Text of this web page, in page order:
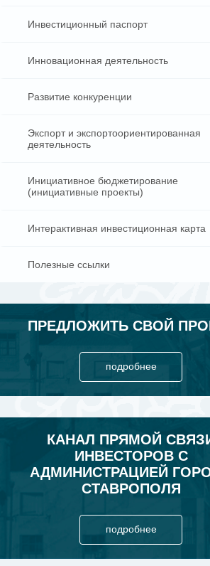
Инвестиционный паспорт
Инновационная деятельность
Развитие конкуренции
Экспорт и экспортоориентированная
деятельность
Инициативное бюджетирование
(инициативные проекты)
Интерактивная инвестиционная карта
Полезные ссылки
ПРЕДЛОЖИТЬ СВОЙ
подробнее
КАНАЛ ПРЯМОЙ
ИНВЕСТОРОВ С
АДМИНИСТРАЦИЕЙ
СТАВРОПОЛЯ
подробнее